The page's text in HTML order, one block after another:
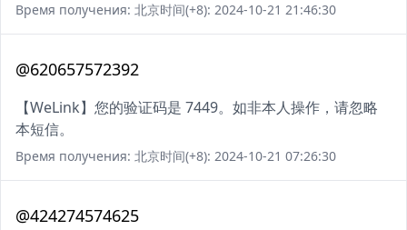
Время получения: 北京时间(+8): 2024-10-21 21:46:30
@620657572392
【WeLink】您的验证码是 7449。如非本人操作，请忽略
本短信。
Время получения: 北京时间(+8): 2024-10-21 07:26:30
@424274574625